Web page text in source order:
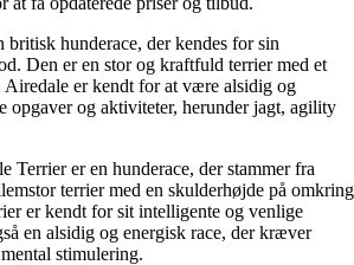
britisk hunderace, der kendes for sin
Den er en stor og kraftfuld terrier med et
Airedale er kendt for at være alsidig og
opgaver og aktiviteter, herunder jagt, agility
Terrier er en hunderace, der stammer fra
terrier med en skulderhøjde på omkring
er kendt for sit intelligente og venlige
en alsidig og energisk race, der kræver
stimulering.